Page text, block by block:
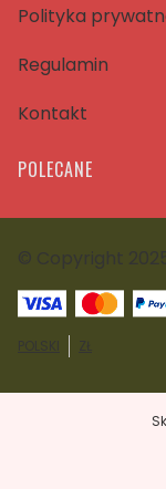
Polityka
Regulamin
Kontakt
POLECANE